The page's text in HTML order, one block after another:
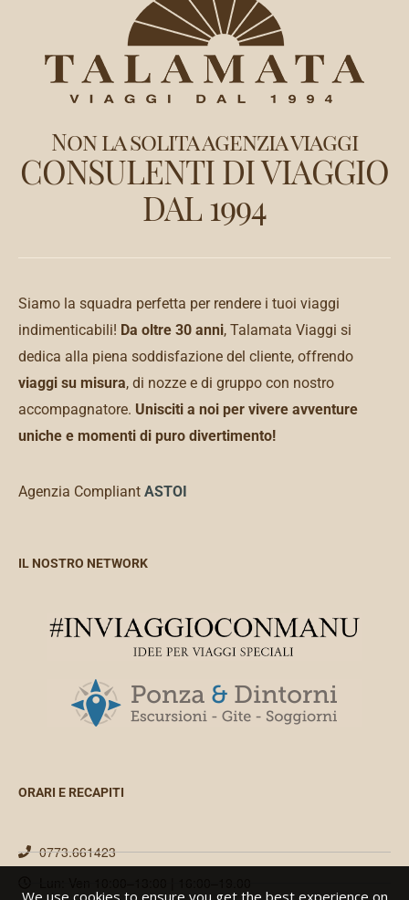
Non la solita agenzia viaggi
CONSULENTI DI VIAGGIO
DAL 1994
Siamo la squadra perfetta per rendere i tuoi viaggi
indimenticabili! Da oltre 30 anni, Talamata Viaggi si
dedica alla piena soddisfazione del cliente, offrendo
viaggi su misura, di nozze e di gruppo con nostro
accompagnatore. Unisciti a noi per vivere avventure
uniche e momenti di puro divertimento!
Agenzia Compliant ASTOI
IL NOSTRO NETWORK
ORARI E RECAPITI
0773.661423
We use cookies to ensure you get the best experience on